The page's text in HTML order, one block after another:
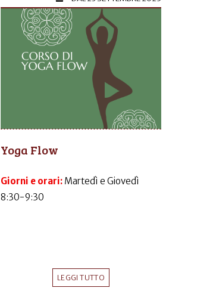
Yoga Flow
Giorni e orari: Martedì e Giovedì
8:30-9:30
LEGGI TUTTO